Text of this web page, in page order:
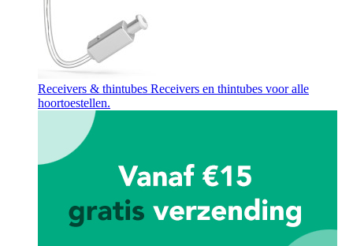
Receivers & thintubes Receivers en thintubes voor alle
hoortoestellen.